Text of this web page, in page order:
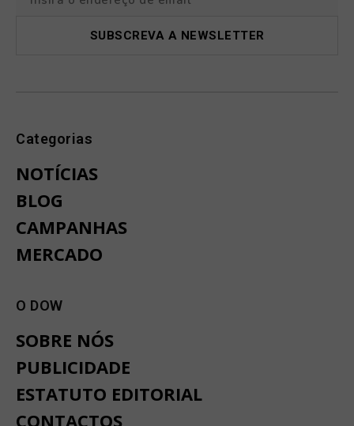
Categorias
NOTÍCIAS
BLOG
CAMPANHAS
MERCADO
O DOW
SOBRE NÓS
PUBLICIDADE
ESTATUTO EDITORIAL
CONTACTOS